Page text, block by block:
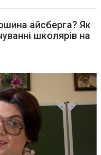
айсберга? Як
школярів на